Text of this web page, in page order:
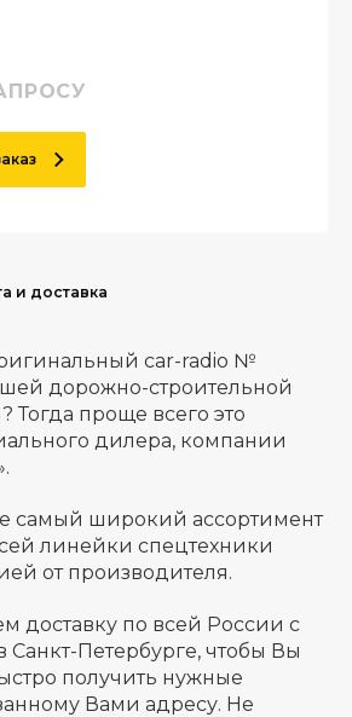
и доставка
car-radio №
дорожно-строительной
Тогда проще всего это
дилера, компании
самый широкий ассортимент
линейки спецтехники
от производителя.
доставку по всей России с
Санкт-Петербурге, чтобы Вы
получить нужные
Вами адресу. Не